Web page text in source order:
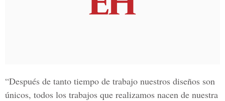
“Después de tanto tiempo de trabajo nuestros diseños son
únicos, todos los trabajos que realizamos nacen de nuestra